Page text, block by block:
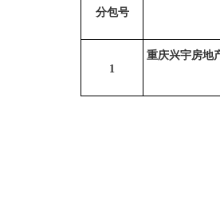
分包号
1
重庆兴宇房地